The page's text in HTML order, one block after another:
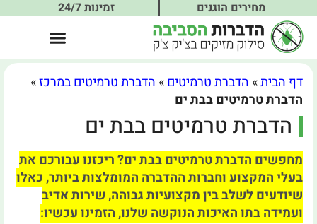
מחירים הוגנים זמינות 24/7
דף הבית» הדברת טרמיטים» הדברת טרמיטים במרכז»
הדברת טרמיטים בבת ים
הדברת טרמיטים בבת ים
מחפשים הדברת טרמיטים בבת ים? ריכזנו עבורכם את
בעלי המקצוע וחברות ההדברה המומלצות ביותר, כאלו
שיודעים לשלב בין מקצועיות גבוהה, שירות אדיב
ועמידה בתו האיכות הנוקשה שלנו, הזמינו עכשיו: